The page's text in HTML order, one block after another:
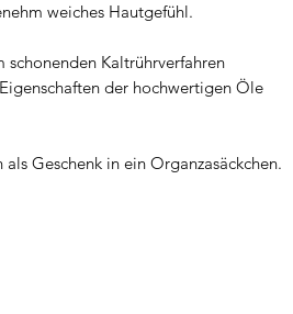
weiches Hautgefühl.
Kaltrührverfahren
der hochwertigen Öle
Geschenk in ein Organzasäckchen.